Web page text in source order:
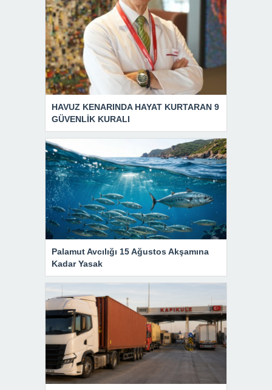
HAVUZ KENARINDA HAYAT KURTARAN 9
GÜVENLİK KURALI
Palamut Avcılığı 15 Ağustos Akşamına
Kadar Yasak